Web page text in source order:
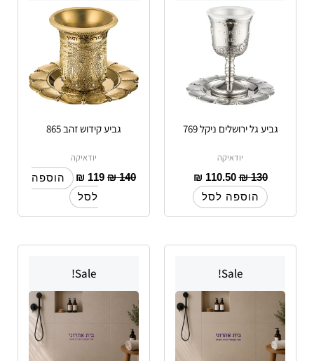
גביע גל ירושלים ניקל 769
יודאיקה
₪130
₪ 110.50
הוספה לסל
גביע קידוש זהב 865
יודאיקה
₪140
₪ 119
הוספה
לסל
Sale!
עדעד
⁦₪ 76.50⁩
יש
מספר
סוגים.
Sale!
עדעד
⁦₪ 76.50⁩
יש
מספר
סוגים.
ניתן